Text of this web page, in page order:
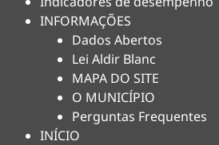
INFORMAÇÕES
Dados Abertos
Lei Aldir Blanc
MAPA DO SITE
O MUNICÍPIO
Perguntas Frequentes
INÍCIO